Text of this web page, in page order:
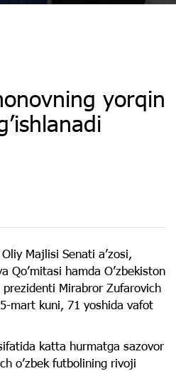
yorqin
Majlisi Senati aʼzosi,
Qoʼmitasi hamda Oʼzbekiston
Mirabror Zufarovich
mart kuni, 71 yoshida vafot
katta hurmatga sazovor
oʼzbek futbolining rivoji